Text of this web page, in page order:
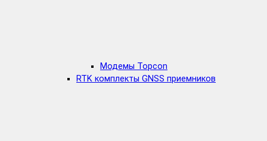
Модемы Topcon
RTK комплекты GNSS приемников